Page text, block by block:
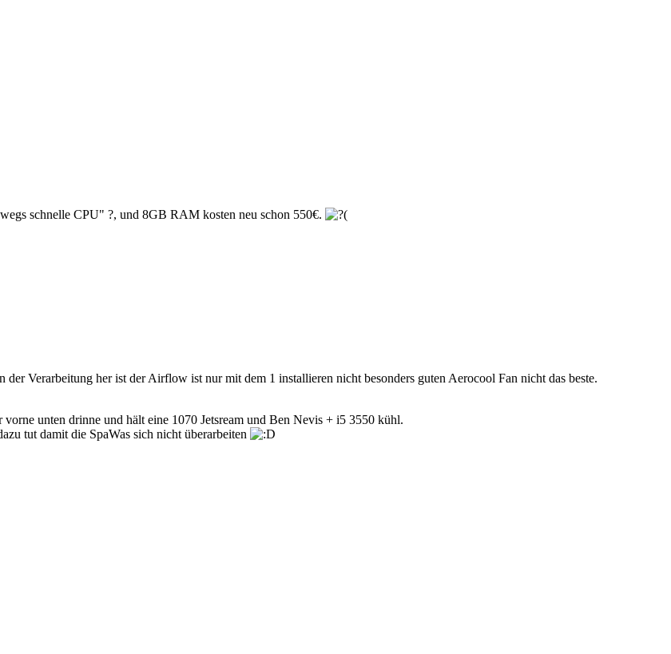
schnelle CPU" ?, und 8GB RAM kosten neu schon 550€.
Verarbeitung her ist der Airflow ist nur mit dem 1 installieren nicht besonders guten Aerocool Fan nicht das beste.
unten drinne und hält eine 1070 Jetsream und Ben Nevis + i5 3550 kühl.
tut damit die SpaWas sich nicht überarbeiten